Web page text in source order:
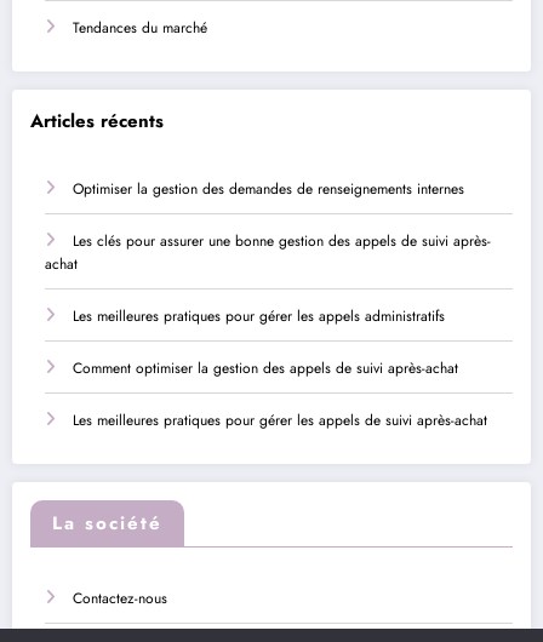
Tendances du marché
Articles récents
Optimiser la gestion des demandes de renseignements internes
Les clés pour assurer une bonne gestion des appels de suivi après-
achat
Les meilleures pratiques pour gérer les appels administratifs
Comment optimiser la gestion des appels de suivi après-achat
Les meilleures pratiques pour gérer les appels de suivi après-achat
La société
Contactez-nous